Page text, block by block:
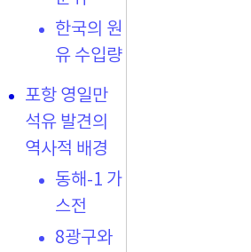
한국의 원
유 수입량
포항 영일만
석유 발견의
역사적 배경
동해-1 가
스전
8광구와